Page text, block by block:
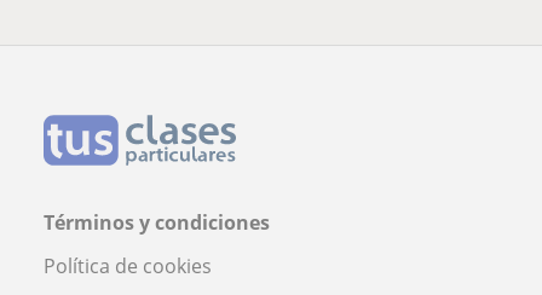
Términos y condiciones
Política de cookies